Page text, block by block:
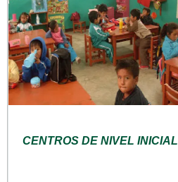
CENTROS DE NIVEL INICIAL